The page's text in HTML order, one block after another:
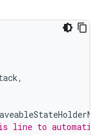
,
line to